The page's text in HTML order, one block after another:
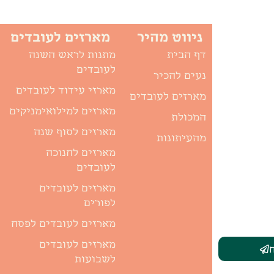
ניווט מהיר
דף הבית
נעים להכיר
מארזים לעובדים
המכולת
מהעיתונות
מארזים לעובדים
מתנות לראש השנה
לעובדים
מארזי עידוד לעובדים
מארזים למילואימניקים
מארזים לסוף שנה
מארזים לחנוכה
לעובדים
מארזים לעובדים
לפורים
מארזים לעובדים לפסח
מארזים לעובדים
לשבועות